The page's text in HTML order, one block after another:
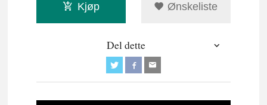
Kjøp Ønskeliste
Del dette